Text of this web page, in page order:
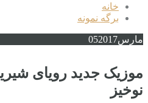
خانه
برگه نمونه
مارس 052017
موزیک جدید رویای
نوخیز